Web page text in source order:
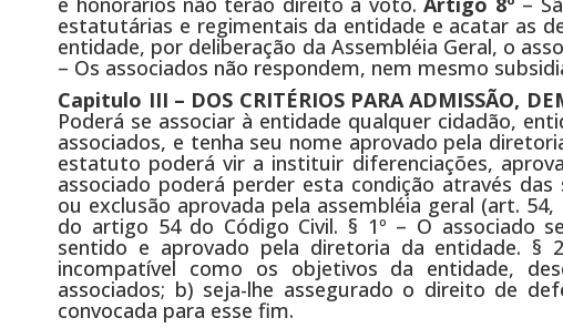
estatutárias e regimentais da entidade e acatar as
entidade, por deliberação da Assembléia Geral, o
– Os associados não respondem, nem mesmo
Capitulo III – DOS CRITÉRIOS PARA ADMISSÃO,
Poderá se associar à entidade qualquer cidadão,
associados, e tenha seu nome aprovado pela
estatuto poderá vir a instituir diferenciações,
associado poderá perder esta condição através
ou exclusão aprovada pela assembléia geral (art.
do artigo 54 do Código Civil. § 1º – O associado
sentido e aprovado pela diretoria da entidade. §
incompatível como os objetivos da entidade,
associados; b) seja-lhe assegurado o direito de
convocada para esse fim.